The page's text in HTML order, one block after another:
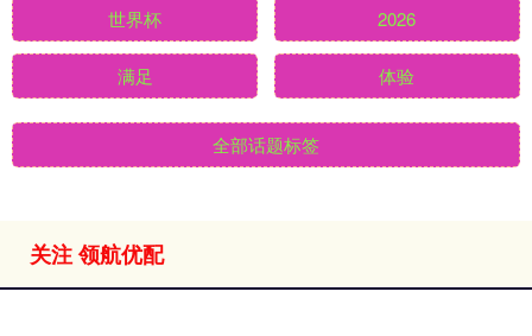
世界杯 2026
满足 体验
全部话题标签
关注 领航优配